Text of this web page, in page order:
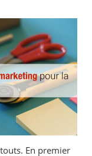
En premier